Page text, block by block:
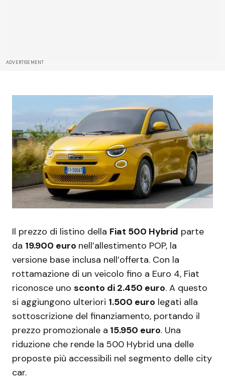
ADVERTISEMENT
Il prezzo di listino della Fiat 500 Hybrid parte
da 19.900 euro nell’allestimento POP, la
versione base inclusa nell’offerta. Con la
rottamazione di un veicolo fino a Euro 4, Fiat
riconosce uno sconto di 2.450 euro. A questo
si aggiungono ulteriori 1.500 euro legati alla
sottoscrizione del finanziamento, portando il
prezzo promozionale a 15.950 euro. Una
riduzione che rende la 500 Hybrid una delle
proposte più accessibili nel segmento delle city
car.